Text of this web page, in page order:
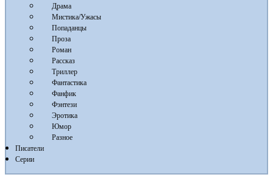
Драма
Мистика/Ужасы
Попаданцы
Проза
Роман
Рассказ
Триллер
Фантастика
Фанфик
Фэнтези
Эротика
Юмор
Разное
Писатели
Серии